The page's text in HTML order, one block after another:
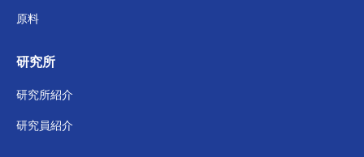
原料
研究所
研究所紹介
研究員紹介